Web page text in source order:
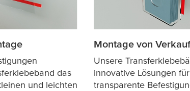
das
und leichten
Montage von
Unsere
innovative Lösungen
transparente